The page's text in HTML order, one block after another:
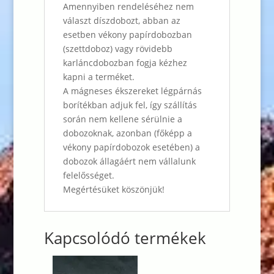
Amennyiben rendeléséhez nem
választ díszdobozt, abban az
esetben vékony papírdobozban
(szettdoboz) vagy rövidebb
karláncdobozban fogja kézhez
kapni a terméket.
A mágneses ékszereket légpárnás
borítékban adjuk fel, így szállítás
során nem kellene sérülnie a
dobozoknak, azonban (főképp a
vékony papírdobozok esetében) a
dobozok állagáért nem vállalunk
felelősséget.
Megértésüket köszönjük!
Kapcsolódó termékek